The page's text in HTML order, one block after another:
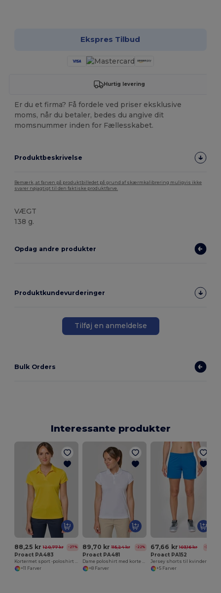
Ekspres Tilbud
Hurtig levering
Er du et firma? Få fordele ved priser eksklusive
moms, når du betaler, bedes du angive dit
momsnummer inden for Fællesskabet.
Produktbeskrivelse
Bemærk, at farven på produktbilledet på grund af skærmkalibrering muligvis ikke
svarer nøjagtigt til den faktiske produktfarve.
VÆGT
138 g.
Opdag andre produkter
Produktkundevurderinger
Tilføj en anmeldelse
Bulk Orders
Interessante produkter
88,25 kr 120,77 kr -27%
Proact PA483
+11 Farver
89,70 kr 115,24 kr -22%
Proact PA481
+8 Farver
67,66 kr 103,16 kr -34%
Proact PA152
Jersey shorts til kvinder
+5 Farver